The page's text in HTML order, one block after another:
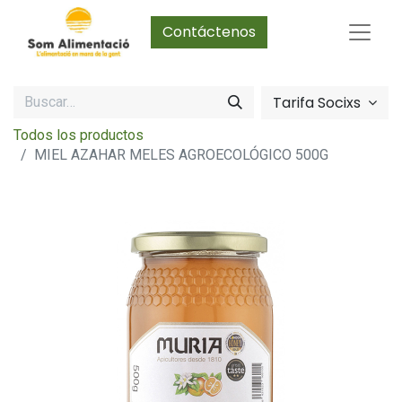
Contáctenos
Tarifa Socixs
Todos los productos
MIEL AZAHAR MELES AGROECOLÓGICO 500G